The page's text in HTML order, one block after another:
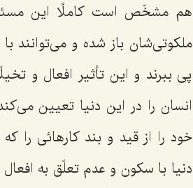
هم مشخّص است كاملًا این
ملكوتی‌شان باز شده و می‌توانند
پی ببرند و این تأثیر افعال و
انسان را در این دنیا تعیین
خود را از قید و بند كارهائی را
دنیا با سكون و عدم تعلّق به